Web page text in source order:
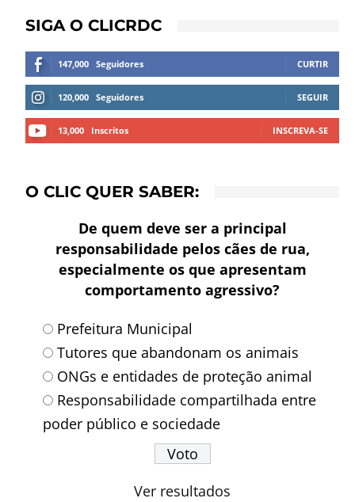
SIGA O CLICRDC
147,000 Seguidores CURTIR
120,000 Seguidores SEGUIR
13,000 Inscritos INSCREVA-SE
O CLIC QUER SABER:
De quem deve ser a principal
responsabilidade pelos cães de rua,
especialmente os que apresentam
comportamento agressivo?
Prefeitura Municipal
Tutores que abandonam os animais
ONGs e entidades de proteção animal
Responsabilidade compartilhada entre
poder público e sociedade
Ver resultados